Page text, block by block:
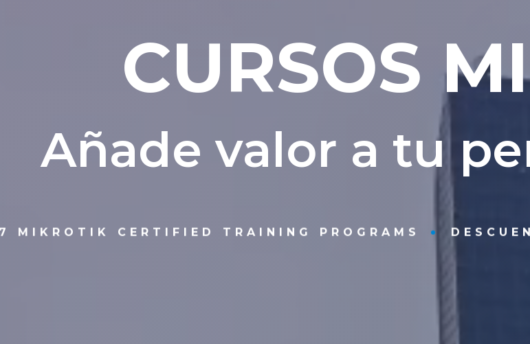
CURSOS MI
Añade valor a tu pe
MIKROTIK CERTIFIED TRAINING PROGRAMS
400€
MikroTik Certified Network Associate – Primera
Certificación Mikrotik
350€
Mikrotik Certified Routing
Certificación Avanzada
Funcionaminento del ruteo estático